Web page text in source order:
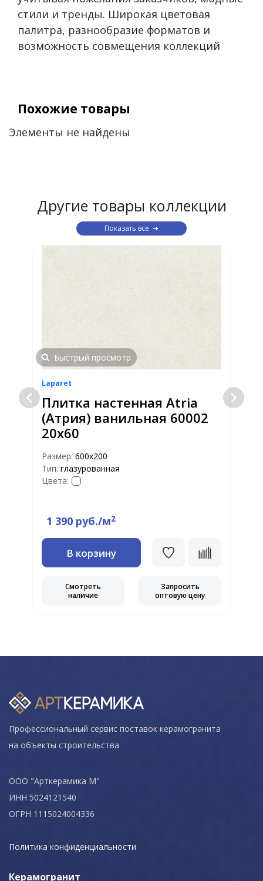
стили и тренды. Широкая цветовая
палитра, разнообразие форматов и
возможность совмещения коллекций
Похожие товары
Элементы не найдены
Другие товары коллекции
Показать все
Быстрый просмотр
Laparet
Плитка настенная Atria
(Атрия) ванильная 60002
20х60
Размер: 600х200
Тип: глазурованная
Цвета:
1 390 руб./м2
В корзину
Смотреть
наличие
Запросить
оптовую цену
Профессиональный сервис поставок керамогранита
на объекты строительства
ООО "Арткерамика М"
ИНН 5024121540
ОГРН 1115024004336
Политика конфиденциальности
Керамогранит